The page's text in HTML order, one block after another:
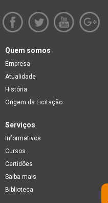
Quem somos
Empresa
Atualidade
História
Origem da Licitação
Serviços
Informativos
Cursos
Certidões
Saiba mais
Biblioteca